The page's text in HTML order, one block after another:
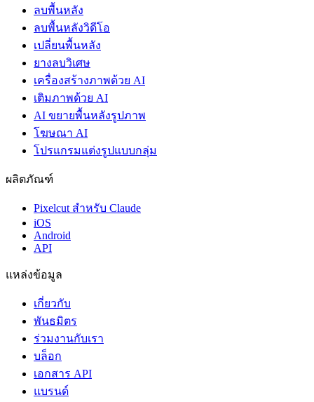
ลบพื้นหลัง
ลบพื้นหลังวิดีโอ
เปลี่ยนพื้นหลัง
ยางลบวิเศษ
เครื่องสร้างภาพด้วย AI
เติมภาพด้วย AI
AI ขยายพื้นหลังรูปภาพ
โฆษณา AI
โปรแกรมแต่งรูปแบบกลุ่ม
ผลิตภัณฑ์
Pixelcut สำหรับ Claude
iOS
Android
API
แหล่งข้อมูล
เกี่ยวกับ
พันธมิตร
ร่วมงานกับเรา
บล็อก
เอกสาร API
แบรนด์